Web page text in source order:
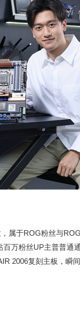
属于ROG粉丝与
万粉丝UP主普普通
2006复刻主板，瞬